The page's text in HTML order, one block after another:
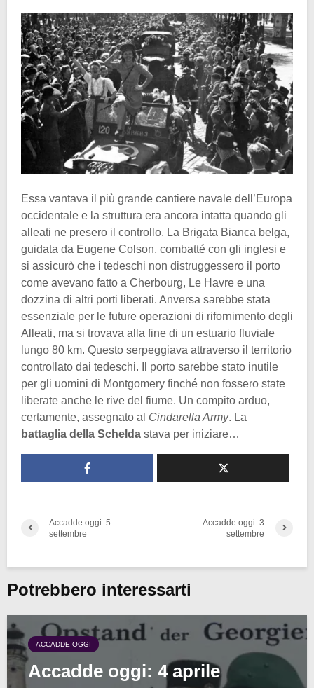
Essa vantava il più grande cantiere navale dell’Europa
occidentale e la struttura era ancora intatta quando gli
alleati ne presero il controllo. La Brigata Bianca belga,
guidata da Eugene Colson, combatté con gli inglesi e
si assicurò che i tedeschi non distruggessero il porto
come avevano fatto a Cherbourg, Le Havre e una
dozzina di altri porti liberati. Anversa sarebbe stata
essenziale per le future operazioni di rifornimento degli
Alleati, ma si trovava alla fine di un estuario fluviale
lungo 80 km. Questo serpeggiava attraverso il territorio
controllato dai tedeschi. Il porto sarebbe stato inutile
per gli uomini di Montgomery finché non fossero state
liberate anche le rive del fiume. Un compito arduo,
certamente, assegnato al Cindarella Army. La
battaglia della Schelda stava per iniziare…
Accadde oggi: 5
settembre
Accadde oggi: 3
settembre
Potrebbero interessarti
ACCADDE OGGI
Accadde oggi: 4 aprile